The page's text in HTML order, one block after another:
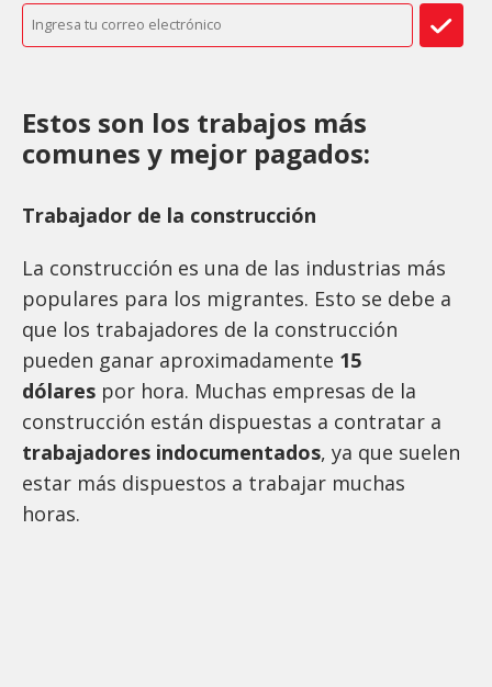
Estos son los trabajos más
comunes y mejor pagados:
Trabajador de la construcción
La construcción es una de las industrias más
populares para los migrantes. Esto se debe a
que los trabajadores de la construcción
pueden ganar aproximadamente 15
dólares por hora. Muchas empresas de la
construcción están dispuestas a contratar a
trabajadores indocumentados, ya que suelen
estar más dispuestos a trabajar muchas
horas.